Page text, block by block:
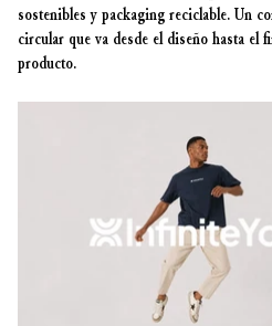
sostenibles y packaging reciclable. Un
circular que va desde el diseño hasta el
producto.